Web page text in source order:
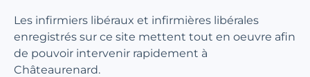
Les infirmiers libéraux et infirmières libérales
enregistrés sur ce site mettent tout en oeuvre afin
de pouvoir intervenir rapidement à
Châteaurenard.